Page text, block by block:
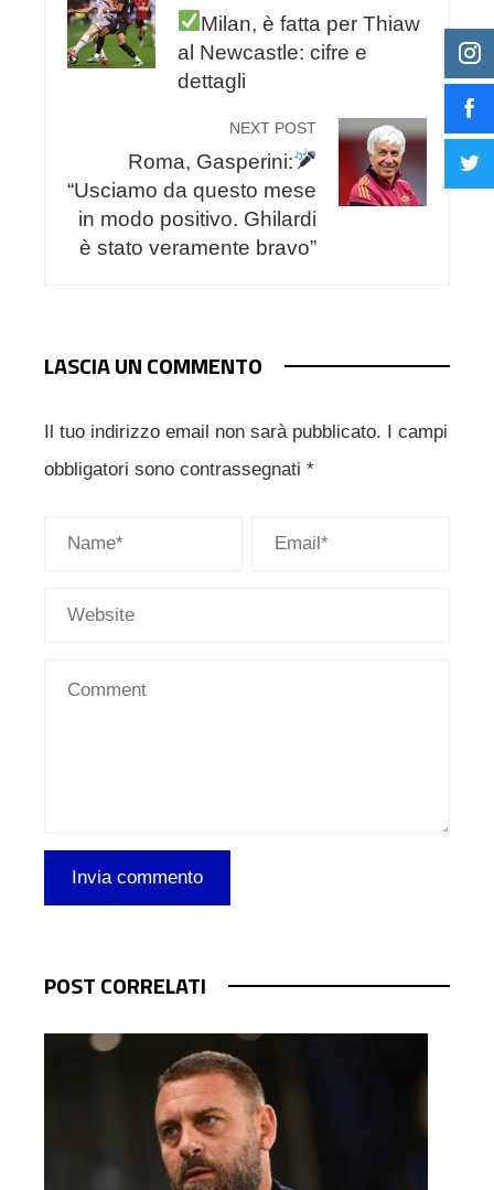
Milan, è fatta per Thiaw
al Newcastle: cifre e
dettagli
NEXT POST
Roma, Gasperini:
“Usciamo da questo mese
in modo positivo. Ghilardi
è stato veramente bravo”
LASCIA UN COMMENTO
Il tuo indirizzo email non sarà pubblicato. I campi
obbligatori sono contrassegnati *
POST CORRELATI